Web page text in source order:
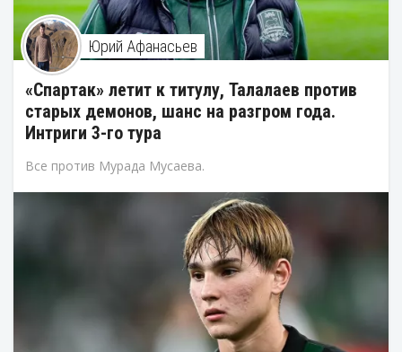
Юрий Афанасьев
«Спартак» летит к титулу, Талалаев против
старых демонов, шанс на разгром года.
Интриги 3-го тура
Все против Мурада Мусаева.